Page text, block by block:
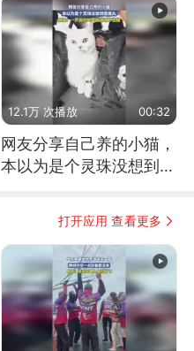
12.1万 次播放 00:32
网友分享自己养的小猫，
本以为是个灵珠没想到是
打开应用 查看更多